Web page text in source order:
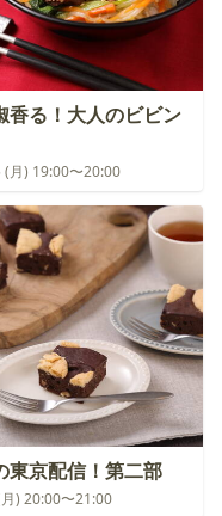
香る！大人のビビン
(月) 19:00〜20:00
東京配信！第二部
) 20:00〜21:00